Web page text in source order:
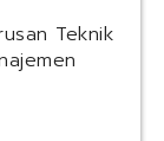
Teknik